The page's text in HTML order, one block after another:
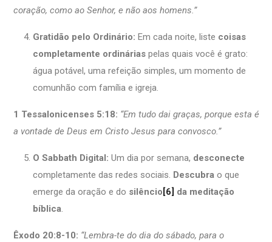
coração, como ao Senhor, e não aos homens.”
Gratidão pelo Ordinário: Em cada noite, liste coisas
completamente ordinárias pelas quais você é grato:
água potável, uma refeição simples, um momento de
comunhão com família e igreja.
1 Tessalonicenses 5:18: “Em tudo dai graças, porque esta é
a vontade de Deus em Cristo Jesus para convosco.”
O Sabbath Digital: Um dia por semana, desconecte
completamente das redes sociais. Descubra o que
emerge da oração e do silêncio [6] da meditação
bíblica.
Êxodo 20:8-10: “Lembra-te do dia do sábado, para o